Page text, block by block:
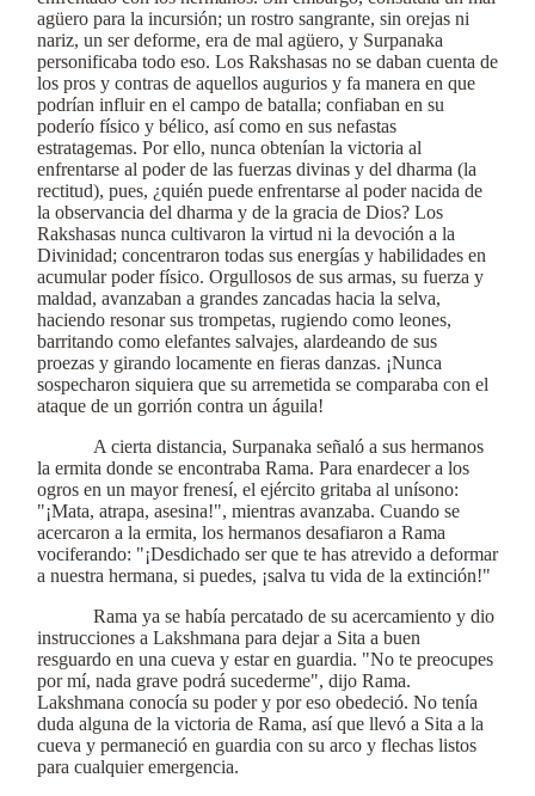
agüero para la incursión; un rostro sangrante, sin orejas ni
nariz, un ser deforme, era de mal agüero, y Surpanaka
personificaba todo eso. Los Rakshasas no se daban cuenta de
los pros y contras de aquellos augurios y fa manera en que
podrían influir en el campo de batalla; confiaban en su
poderío físico y bélico, así como en sus nefastas
estratagemas. Por ello, nunca obtenían la victoria al
enfrentarse al poder de las fuerzas divinas y del dharma (la
rectitud), pues, ¿quién puede enfrentarse al poder nacida de
la observancia del dharma y de la gracia de Dios? Los
Rakshasas nunca cultivaron la virtud ni la devoción a la
Divinidad; concentraron todas sus energías y habilidades en
acumular poder físico. Orgullosos de sus armas, su fuerza y
maldad, avanzaban a grandes zancadas hacia la selva,
haciendo resonar sus trompetas, rugiendo como leones,
barritando como elefantes salvajes, alardeando de sus
proezas y girando locamente en fieras danzas. ¡Nunca
sospecharon siquiera que su arremetida se comparaba con el
ataque de un gorrión contra un águila!
A cierta distancia, Surpanaka señaló a sus hermanos
la ermita donde se encontraba Rama. Para enardecer a los
ogros en un mayor frenesí, el ejército gritaba al unísono:
"¡Mata, atrapa, asesina!", mientras avanzaba. Cuando se
acercaron a la ermita, los hermanos desafiaron a Rama
vociferando: "¡Desdichado ser que te has atrevido a deformar
a nuestra hermana, si puedes, ¡salva tu vida de la extinción!"
Rama ya se había percatado de su acercamiento y dio
instrucciones a Lakshmana para dejar a Sita a buen
resguardo en una cueva y estar en guardia. "No te preocupes
por mí, nada grave podrá sucederme", dijo Rama.
Lakshmana conocía su poder y por eso obedeció. No tenía
duda alguna de la victoria de Rama, así que llevó a Sita a la
cueva y permaneció en guardia con su arco y flechas listos
para cualquier emergencia.